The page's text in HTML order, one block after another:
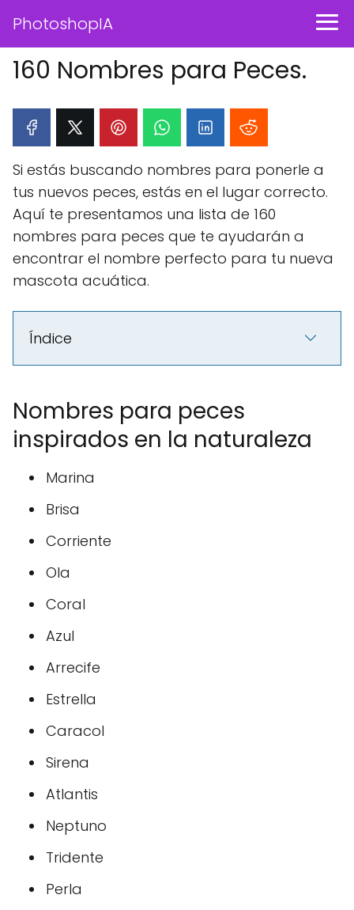
PhotoshopIA
160 Nombres para Peces.
Si estás buscando nombres para ponerle a
tus nuevos peces, estás en el lugar correcto.
Aquí te presentamos una lista de 160
nombres para peces que te ayudarán a
encontrar el nombre perfecto para tu nueva
mascota acuática.
Índice
Nombres para peces
inspirados en la naturaleza
Marina
Brisa
Corriente
Ola
Coral
Azul
Arrecife
Estrella
Caracol
Sirena
Atlantis
Neptuno
Tridente
Perla